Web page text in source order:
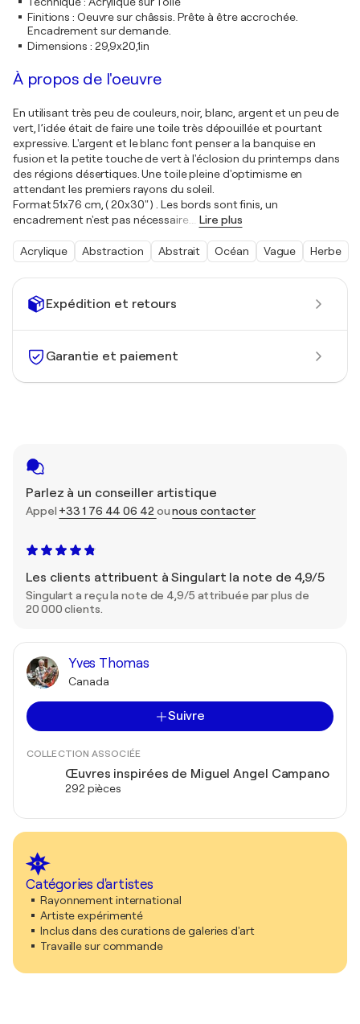
Expédition et retours
Garantie et paiement
Parlez à un conseiller artistique
Appel +33 1 76 44 06 42ounous contacter
Les clients attribuent à Singulart la note de 4,9/5
Singulart a reçu la note de 4,9/5 attribuée par plus de
20 000 clients.
Yves Thomas
Canada
Suivre
COLLECTION ASSOCIÉE
Œuvres inspirées de Miguel Angel Campano
292 pièces
Catégories d'artistes
Rayonnement international
Artiste expérimenté
Inclus dans des curations de galeries d'art
Travaille sur commande
Finitions : Oeuvre sur châssis. Prête à être accrochée.
Encadrement sur demande.
Dimensions : 29,9x20,1in
À propos de l'oeuvre
En utilisant très peu de couleurs, noir, blanc, argent et un peu de
vert, l’idée était de faire une toile très dépouillée et pourtant
expressive. L'argent et le blanc font penser a la banquise en
fusion et la petite touche de vert à l'éclosion du printemps dans
des régions désertiques. Une toile pleine d'optimisme en
attendant les premiers rayons du soleil.
Format 51x76 cm, ( 20x30" ) . Les bords sont finis, un
encadrement n'est pas nécessaire.… Lire plus
Acrylique Abstraction Abstrait Océan Vague Herbe